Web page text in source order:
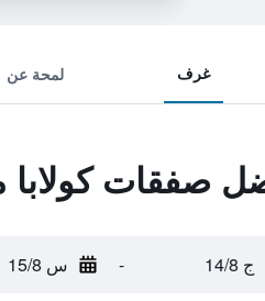
غرف لمحة عن
صفقات كولابا
ج 14/8 - س 15/8